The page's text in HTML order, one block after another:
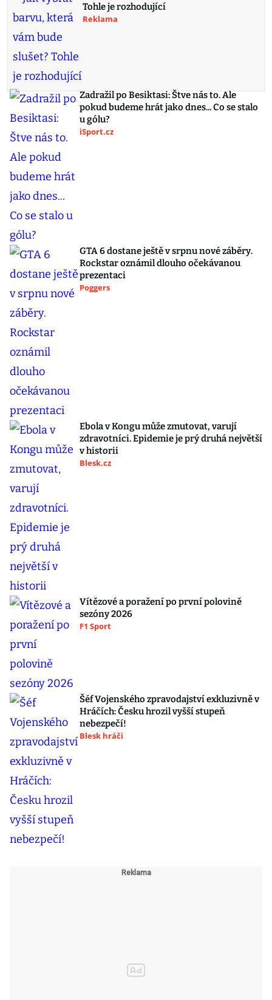
Tohle je rozhodující
Reklama
Zadražil po Besiktasi: Štve nás to. Ale
pokud budeme hrát jako dnes... Co se stalo
u gólu?
iSport.cz
GTA 6 dostane ještě v srpnu nové záběry.
Rockstar oznámil dlouho očekávanou
prezentaci
Poggers
Ebola v Kongu může zmutovat, varují
zdravotníci. Epidemie je prý druhá největší
v historii
Blesk.cz
Vítězové a poražení po první polovině
sezóny 2026
F1 Sport
Šéf Vojenského zpravodajství exkluzivně v
Hráčích: Česku hrozil vyšší stupeň
nebezpečí!
Blesk hráči